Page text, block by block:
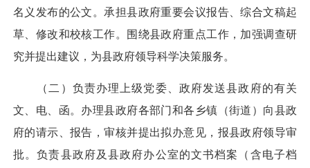
名义发布的公文。承担县政府重要会议报告、综合文稿起
草、修改和校核工作。围绕县政府重点工作，加强调查研
究并提出建议，为县政府领导科学决策服务。
（二）负责办理上级党委、政府发送县政府的有关
文、电、函。办理县政府各部门和各乡镇（街道）向县政
府的请示、报告，审核并提出拟办意见，报县政府领导审
批。负责县政府及县政府办公室的文书档案（含电子档